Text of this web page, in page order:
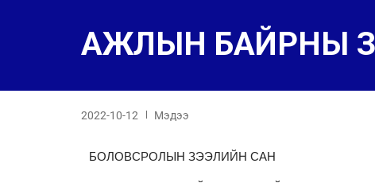
АЖЛЫН БАЙРНЫ
2022-10-12 Мэдээ
БОЛОВСРОЛЫН ЗЭЭЛИЙН САН